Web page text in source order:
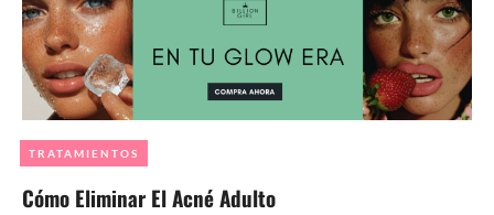
Cómo Eliminar El Acné Adulto
TRATAMIENTOS